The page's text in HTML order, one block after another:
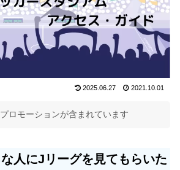
2025.06.27 2021.10.01
ロモーションが含まれています
人にJリーグを見てもらいた